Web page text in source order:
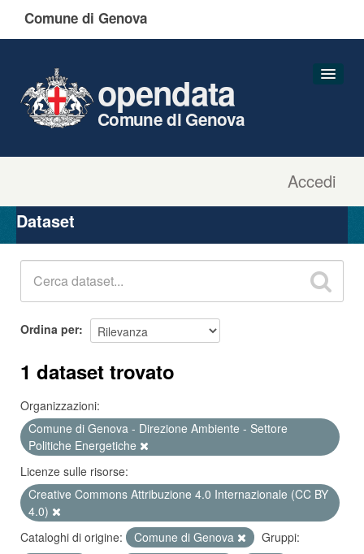
Comune di Genova
Accedi
opendata
Comune di Genova
Organizzazioni
Gruppi
Dataset
Ordina per
1 dataset trovato
Organizzazioni:
Comune di Genova - Direzione Ambiente - Settore
Politiche Energetiche
Licenze sulle risorse:
Creative Commons Attribuzione 4.0 Internazionale (CC BY
4.0)
Cataloghi di origine:
Comune di Genova
Gruppi: